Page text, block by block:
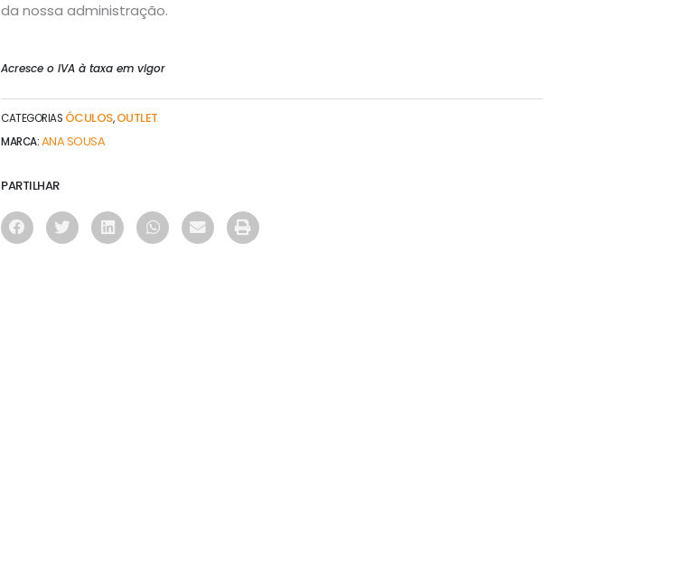
da nossa administração.
Acresce o IVA à taxa em vigor
CATEGORIAS ÓCULOS,OUTLET
MARCA:ANA SOUSA
PARTILHAR